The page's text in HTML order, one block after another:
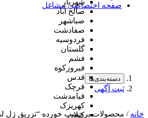
شهریار
صالح آباد
صباشهر
صفادشت
فردوسیه
گلستان
فشم
فیروزکوه
قدس
قرچک
قیامدشت
کهریزک
کیلان
صفحه اختصاصی مشاغل
دسته‌بندی‌ها
ثبت آگهی
خانه / محصولات برچسب خورده “تزریق ژل